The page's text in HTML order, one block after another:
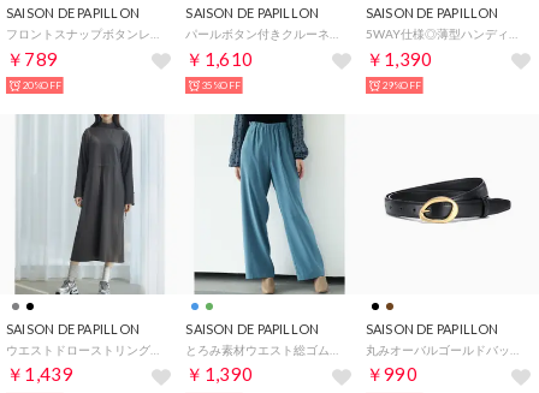
SAISON DE PAPILLON
￥789
20%OFF
SAISON DE PAPILLON
￥1,610
35%OFF
SAISON DE PAPILLON
￥1,390
29%OFF
SAISON DE PAPILLON
￥1,439
SAISON DE PAPILLON
￥1,390
SAISON DE PAPILLON
￥990